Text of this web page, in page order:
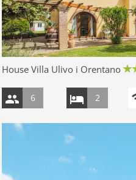
House Villa Ulivo i Orentano
6 2